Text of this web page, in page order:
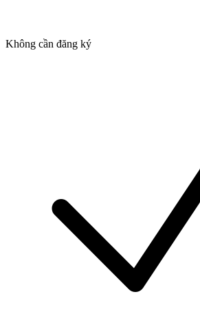
Không cần đăng ký